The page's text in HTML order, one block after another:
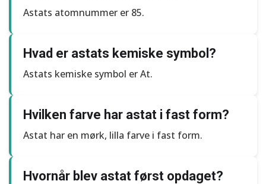
Astats atomnummer er 85.
Hvad er astats kemiske symbol?
Astats kemiske symbol er At.
Hvilken farve har astat i fast form?
Astat har en mørk, lilla farve i fast form.
Hvornår blev astat først opdaget?